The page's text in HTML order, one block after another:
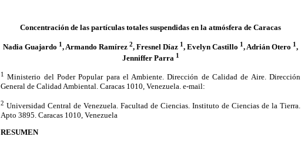
Concentración de las partículas totales suspendidas en la atmósfera de Caracas
Nadia Guajardo 1, Armando Ramírez 2, Fresnel Díaz 1, Evelyn Castillo 1, Adrián Otero 1,
Jenniffer Parra 1
1 Ministerio del Poder Popular para el Ambiente. Dirección de Calidad de Aire. Dirección
General de Calidad Ambiental. Caracas 1010, Venezuela. e-mail:
2 Universidad Central de Venezuela. Facultad de Ciencias. Instituto de Ciencias de la Tierra.
Apto 3895. Caracas 1010, Venezuela
RESUMEN